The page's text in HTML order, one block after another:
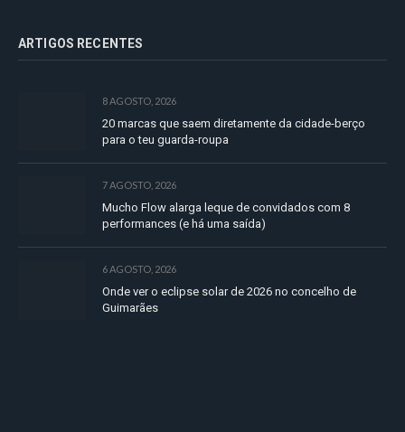
ARTIGOS RECENTES
8 AGOSTO, 2026
20 marcas que saem diretamente da cidade-berço
para o teu guarda-roupa
7 AGOSTO, 2026
Mucho Flow alarga leque de convidados com 8
performances (e há uma saída)
6 AGOSTO, 2026
Onde ver o eclipse solar de 2026 no concelho de
Guimarães